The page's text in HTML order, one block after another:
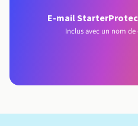
E-mail Starter
Inclus avec un nom